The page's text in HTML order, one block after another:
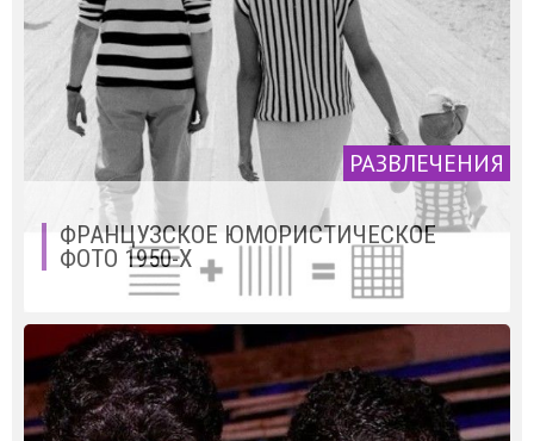
РАЗВЛЕЧЕНИЯ
ФРАНЦУЗСКОЕ ЮМОРИСТИЧЕСКОЕ
ФОТО 1950-Х